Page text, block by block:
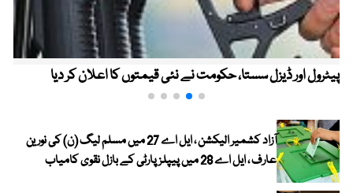
پیٹرول اور ڈیزل سستا، حکومت نے نئی قیمتوں کا اعلان کر دیا
آزاد کشمیر الیکشن ، ایل اے 27 میں مسلم لیگ (ن) کی نورین
عارف ، ایل اے 28 میں پیپلز پارٹی کے بازل نقوی کامیاب